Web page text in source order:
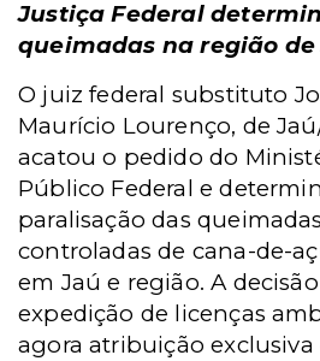
Justiça Federal
queimadas na região de
O juiz federal substituto
Maurício Lourenço, de
acatou o pedido do
Público Federal e
paralisação das queimadas
controladas de cana-de-
em Jaú e região. A
expedição de licenças
agora atribuição exclusiva